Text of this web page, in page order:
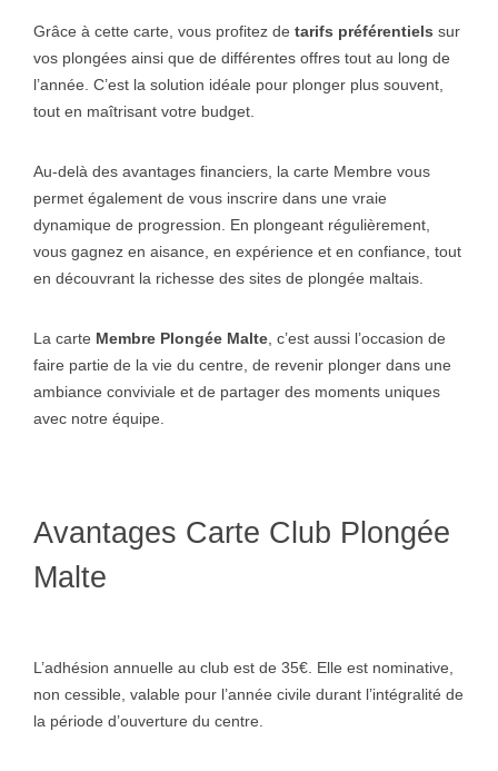
Grâce à cette carte, vous profitez de tarifs préférentiels sur
vos plongées ainsi que de différentes offres tout au long de
l’année. C’est la solution idéale pour plonger plus souvent,
tout en maîtrisant votre budget.
Au-delà des avantages financiers, la carte Membre vous
permet également de vous inscrire dans une vraie
dynamique de progression. En plongeant régulièrement,
vous gagnez en aisance, en expérience et en confiance, tout
en découvrant la richesse des sites de plongée maltais.
La carte Membre Plongée Malte, c’est aussi l’occasion de
faire partie de la vie du centre, de revenir plonger dans une
ambiance conviviale et de partager des moments uniques
avec notre équipe.
Avantages Carte Club Plongée
Malte
L’adhésion annuelle au club est de 35€. Elle est nominative,
non cessible, valable pour l’année civile durant l’intégralité de
la période d’ouverture du centre.